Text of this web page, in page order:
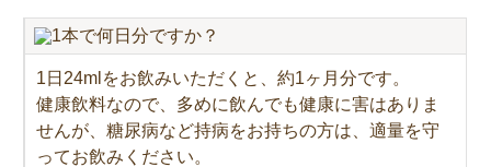
1本で何日分ですか？
1日24mlをお飲みいただくと、約1ヶ月分です。
健康飲料なので、多めに飲んでも健康に害はありま
せんが、糖尿病など持病をお持ちの方は、適量を守
ってお飲みください。